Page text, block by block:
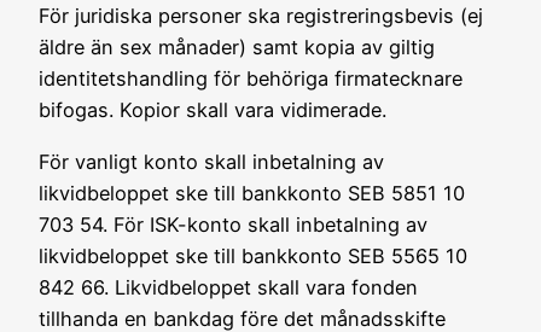
För juridiska personer ska registreringsbevis (ej
äldre än sex månader) samt kopia av giltig
identitetshandling för behöriga firmatecknare
bifogas. Kopior skall vara vidimerade.
För vanligt konto skall inbetalning av
likvidbeloppet ske till bankkonto SEB 5851 10
703 54. För ISK-konto skall inbetalning av
likvidbeloppet ske till bankkonto SEB 5565 10
842 66. Likvidbeloppet skall vara fonden
tillhanda en bankdag före det månadsskifte